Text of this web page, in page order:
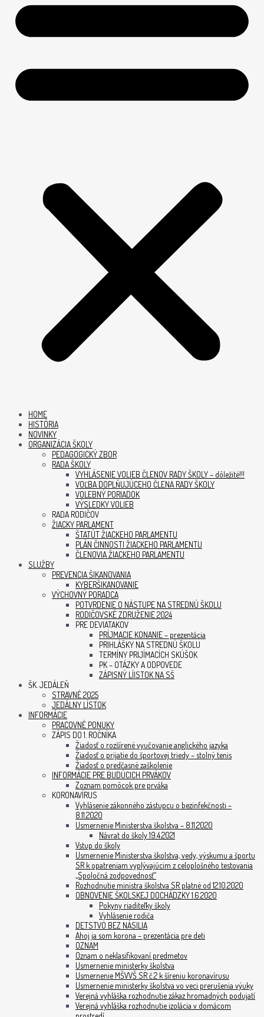
HOME
HISTÓRIA
NOVINKY
ORGANIZÁCIA ŠKOLY
PEDAGOGICKÝ ZBOR
RADA ŠKOLY
VYHLÁSENIE VOLIEB ČLENOV RADY ŠKOLY – dôležité!!!
VOĽBA DOPLŇUJÚCEHO ČLENA RADY ŠKOLY
VOLEBNÝ PORIADOK
VÝSLEDKY VOLIEB
RADA RODIČOV
ŽIACKY PARLAMENT
ŠTATÚT ŽIACKEHO PARLAMENTU
PLÁN ČINNOSTI ŽIACKEHO PARLAMENTU
ČLENOVIA ŽIACKEHO PARLAMENTU
SLUŽBY
PREVENCIA ŠIKANOVANIA
KYBERŠIKANOVANIE
VÝCHOVNÝ PORADCA
POTVRDENIE O NÁSTUPE NA STREDNÚ ŠKOLU
RODIČOVSKÉ ZDRUŽENIE 2024
PRE DEVIATAKOV
PRÍJMACIE KONANIE – prezentácia
PRIHLÁŠKY NA STREDNÚ ŠKOLU
TERMÍNY PRIJÍMACÍCH SKÚŠOK
PK – OTÁZKY A ODPOVEDE
ZÁPISNÝ LÍISTOK NA SŠ
ŠK. JEDÁLEŇ
STRAVNÉ 2025
JEDÁLNY LÍSTOK
INFORMÁCIE
PRACOVNÉ PONUKY
ZÁPIS DO 1. ROČNÍKA
Žiadosť o rozšírené vyučovanie anglického jazyka
Žiadosť o prijatie do športovej triedy – stolný tenis
Žiadosť o predčasné zaškolenie
INFORMÁCIE PRE BUDÚCICH PRVÁKOV
Zoznam pomôcok pre prváka
KORONAVÍRUS
Vyhlásenie zákonného zástupcu o bezinfekčnosti –
8.11.2020
Usmernenie Ministerstva školstva – 8.11.2020
Návrat do školy 19.4.2021
Vstup do školy
Usmernenie Ministerstva školstva, vedy, výskumu a športu
SR k opatreniam vyplývajúcim z celoplošného testovania
„Spoločná zodpovednosť“
Rozhodnutie ministra školstva SR platné od 12.10.2020
OBNOVENIE ŠKOLSKEJ DOCHÁDZKY 1.6.2020
Pokyny riaditeľky školy
Vyhlásenie rodiča
DETSTVO BEZ NÁSILIA
Ahoj ja som korona – prezentácia pre deti
OZNAM
Oznam o neklasifikovaní predmetov
Usmernenie ministerky školstva
Usmernenie MŠVVŠ SR č.2 k šíreniu koronavírusu
Usmernenie ministerky školstva vo veci prerušenia výuky
Verejná vyhláška rozhodnutie zákaz hromadných podujatí
Verejná vyhláška rozhodnutie izolácia v domácom